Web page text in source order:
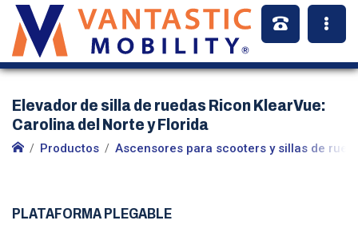
Elevador de silla de ruedas Ricon KlearVue:
Carolina del Norte y Florida
Productos Ascensores para scooters y sillas de
PLATAFORMA PLEGABLE